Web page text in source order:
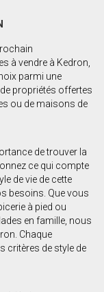
à vendre à Kedron,
parmi une
propriétés offertes
ou de maisons de
de trouver la
ce qui compte
de vie de cette
besoins. Que vous
à pied ou
en famille, nous
Chaque
critères de style de